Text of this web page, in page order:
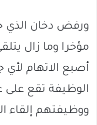
ورفض دخان
مؤخرا وما زال
أصبع الاتهام لأي
الوظيفة تقع على
ووظيفتهم إلقاء